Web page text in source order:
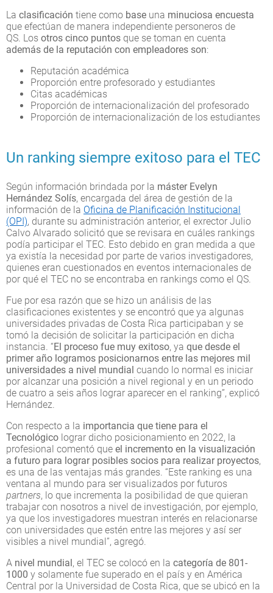
La clasificación tiene como base una minuciosa encuesta
que efectúan de manera independiente personeros de
QS. Los otros cinco puntos que se toman en cuenta
además de la reputación con empleadores son:
Reputación académica
Proporción entre profesorado y estudiantes
Citas académicas
Proporción de internacionalización del profesorado
Proporción de internacionalización de los estudiantes
Un ranking siempre exitoso para el TEC
Según información brindada por la máster Evelyn
Hernández Solís, encargada del área de gestión de la
información de la Oficina de Planificación Institucional
(OPI), durante su administración anterior, el exrector Julio
Calvo Alvarado solicitó que se revisara en cuáles rankings
podía participar el TEC. Esto debido en gran medida a que
ya existía la necesidad por parte de varios investigadores,
quienes eran cuestionados en eventos internacionales de
por qué el TEC no se encontraba en rankings como el QS.
Fue por esa razón que se hizo un análisis de las
clasificaciones existentes y se encontró que ya algunas
universidades privadas de Costa Rica participaban y se
tomó la decisión de solicitar la participación en dicha
instancia. “El proceso fue muy exitoso, ya que desde el
primer año logramos posicionarnos entre las mejores mil
universidades a nivel mundial cuando lo normal es iniciar
por alcanzar una posición a nivel regional y en un periodo
de cuatro a seis años lograr aparecer en el ranking”, explicó
Hernández.
Con respecto a la importancia que tiene para el
Tecnológico lograr dicho posicionamiento en 2022, la
profesional comentó que el incremento en la visualización
a futuro para lograr posibles socios para realizar proyectos,
es una de las ventajas más grandes. “Este ranking es una
ventana al mundo para ser visualizados por futuros
partners, lo que incrementa la posibilidad de que quieran
trabajar con nosotros a nivel de investigación, por ejemplo,
ya que los investigadores muestran interés en relacionarse
con universidades que estén entre las mejores y así ser
visibles a nivel mundial”, agregó.
A nivel mundial, el TEC se colocó en la categoría de 801-
1000 y solamente fue superado en el país y en América
Central por la Universidad de Costa Rica, que se ubicó en la